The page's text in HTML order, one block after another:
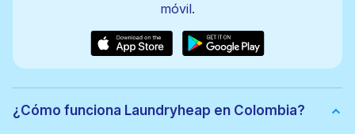
móvil.
¿Cómo funciona Laundryheap en Colombia?